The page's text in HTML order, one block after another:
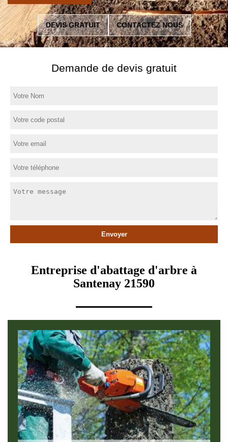
DEVIS GRATUIT CONTACTEZ NOUS
Demande de devis gratuit
Entreprise d'abattage d'arbre à
Santenay 21590